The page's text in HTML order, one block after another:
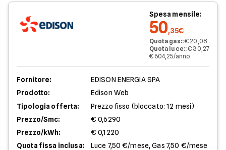
Spesa mensile:
50,35€
Quota gas::€ 20,08
Quota luce::€ 30,27
€ 604,25/anno
Fornitore:
EDISON ENERGIA SPA
Prodotto:
Edison Web
Tipologia offerta:
Prezzo fisso (bloccato: 12 mesi)
Prezzo/Smc:
€ 0,6290
Prezzo/kWh:
€ 0,1220
Quota fissa inclusa:
Luce 7,50 €/mese, Gas 7,50 €/mese